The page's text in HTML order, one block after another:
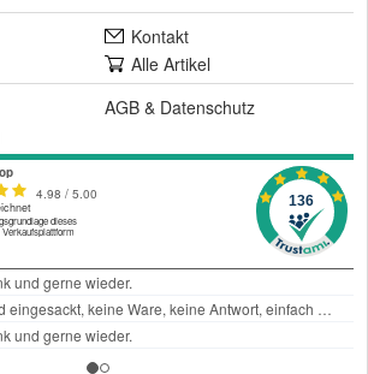
Kontakt
Alle Artikel
AGB & Datenschutz